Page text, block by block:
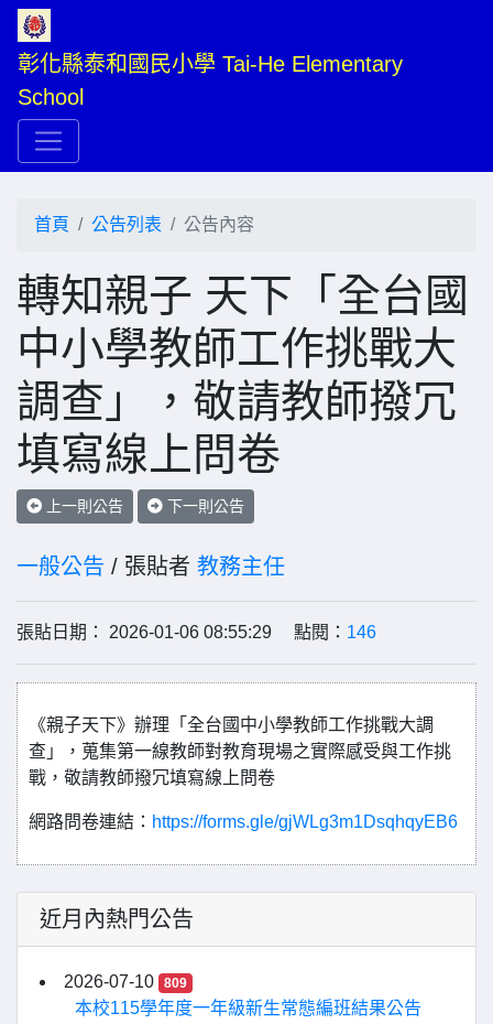
彰化縣泰和國民小學 Tai-He Elementary
School
首頁 公告列表 公告內容
轉知親子 天下「全台國
中小學教師工作挑戰大
調查」，敬請教師撥冗
填寫線上問卷
上一則公告 下一則公告
一般公告 / 張貼者 教務主任
張貼日期： 2026-01-06 08:55:29 點閱： 146
《親子天下》辦理「全台國中小學教師工作挑戰大調
查」，蒐集第一線教師對教育現場之實際感受與工作挑
戰，敬請教師撥冗填寫線上問卷
網路問卷連結： https://forms.gle/gjWLg3m1DsqhqyEB6
近月內熱門公告
2026-07-10 809
本校115學年度一年級新生常態編班結果公告